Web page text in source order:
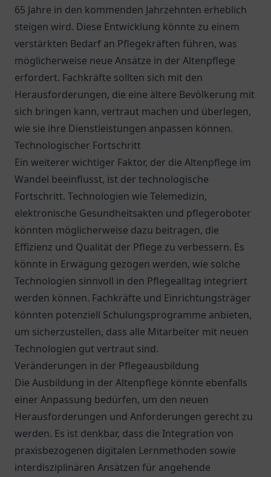
65 Jahre in den kommenden Jahrzehnten erheblich
steigen wird. Diese Entwicklung könnte zu einem
verstärkten Bedarf an Pflegekräften führen, was
möglicherweise neue Ansätze in der Altenpflege
erfordert. Fachkräfte sollten sich mit den
Herausforderungen, die eine ältere Bevölkerung mit
sich bringen kann, vertraut machen und überlegen,
wie sie ihre Dienstleistungen anpassen können.
Technologischer Fortschritt
Ein weiterer wichtiger Faktor, der die Altenpflege im
Wandel beeinflusst, ist der technologische
Fortschritt. Technologien wie Telemedizin,
elektronische Gesundheitsakten und pflegeroboter
könnten möglicherweise dazu beitragen, die
Effizienz und Qualität der Pflege zu verbessern. Es
könnte in Erwägung gezogen werden, wie solche
Technologien sinnvoll in den Pflegealltag integriert
werden können. Fachkräfte und Einrichtungsträger
könnten potenziell Schulungsprogramme anbieten,
um sicherzustellen, dass alle Mitarbeiter mit neuen
Technologien gut vertraut sind.
Veränderungen in der Pflegeausbildung
Die Ausbildung in der Altenpflege könnte ebenfalls
einer Anpassung bedürfen, um den neuen
Herausforderungen und Anforderungen gerecht zu
werden. Es ist denkbar, dass die Integration von
praxisbezogenen digitalen Lernmethoden sowie
interdisziplinären Ansätzen für angehende